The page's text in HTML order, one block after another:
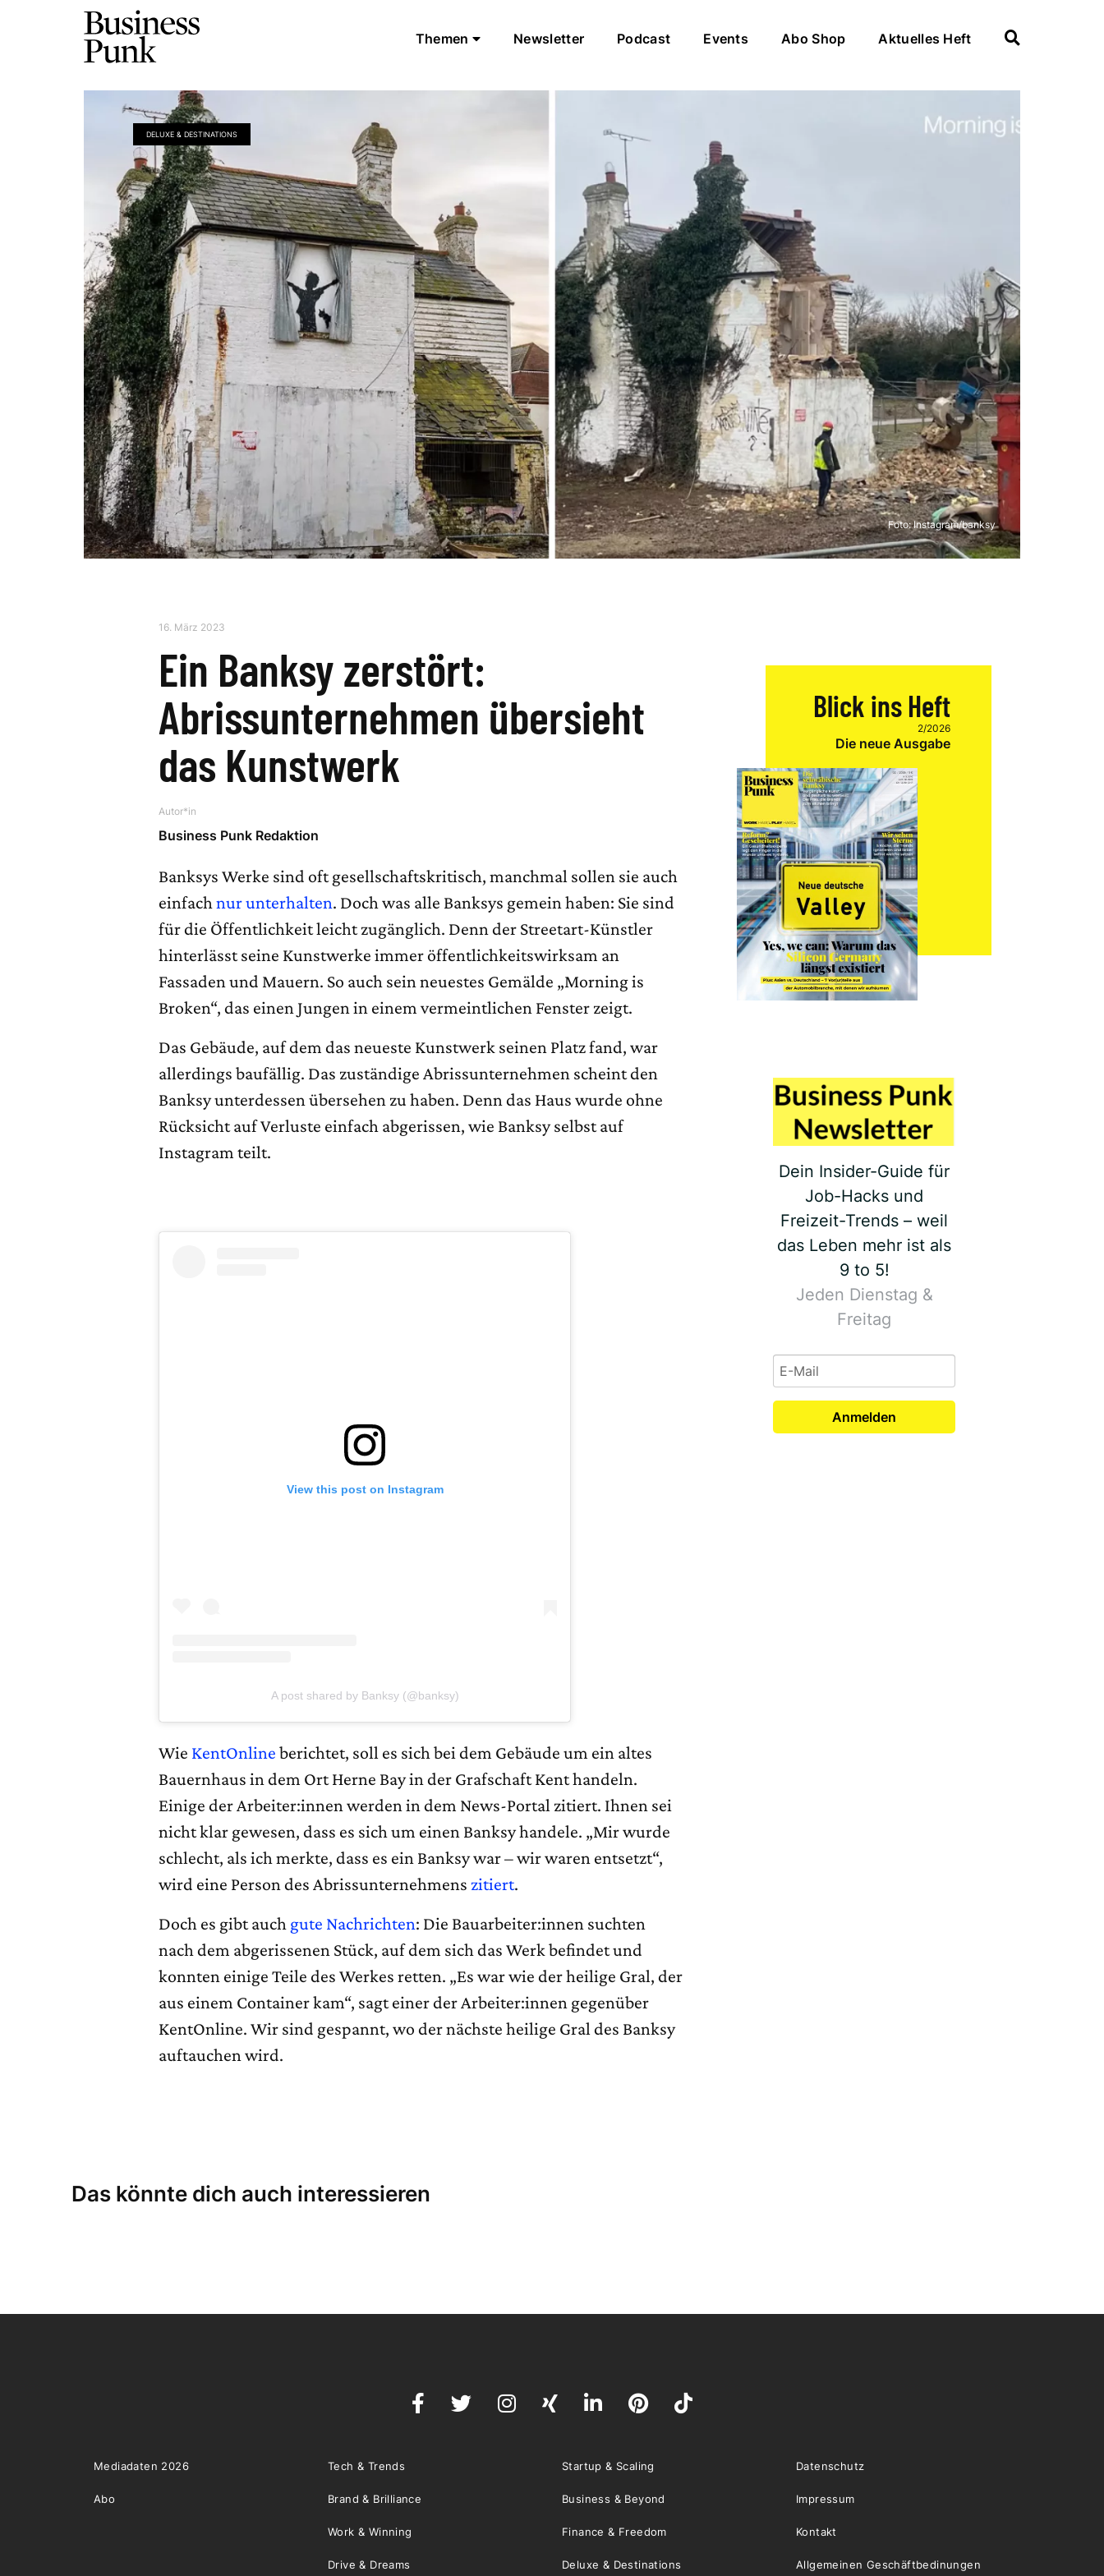
Themen Newsletter Podcast Events Abo Shop Aktuelles Heft
DELUXE & DESTINATIONS
Foto:Instagram/banksy
16. März 2023
Ein Banksy zerstört:
Abrissunternehmen übersieht
das Kunstwerk
Autor*in
Business Punk Redaktion
Banksys Werke sind oft gesellschaftskritisch, manchmal sollen sie auch
einfachnur unterhalten. Doch was alle Banksys gemein haben: Sie sind
für die Öffentlichkeit leicht zugänglich. Denn der Streetart-Künstler
hinterlässt seine Kunstwerke immer öffentlichkeitswirksam an
Fassaden und Mauern. So auch sein neuestes Gemälde „Morning is
Broken“, das einen Jungen in einem vermeintlichen Fenster zeigt.
Das Gebäude, auf dem das neueste Kunstwerk seinen Platz fand, war
allerdings baufällig. Das zuständige Abrissunternehmen scheint den
Banksy unterdessen übersehen zu haben. Denn das Haus wurde ohne
Rücksicht auf Verluste einfach abgerissen, wie Banksy selbst auf
Instagram teilt.
View this post on Instagram
A post shared by Banksy (@banksy)
Wie KentOnline berichtet, soll es sich bei dem Gebäude um ein altes
Bauernhaus in dem Ort Herne Bay in der Grafschaft Kent handeln.
Einige der Arbeiter:innen werden in dem News-Portal zitiert. Ihnen sei
nicht klar gewesen, dass es sich um einen Banksy handele. „Mir wurde
schlecht, als ich merkte, dass es ein Banksy war – wir waren entsetzt“,
wird eine Person des Abrissunternehmens zitiert.
Doch es gibt auch gute Nachrichten: Die Bauarbeiter:innen suchten
nach dem abgerissenen Stück, auf dem sich das Werk befindet und
konnten einige Teile des Werkes retten. „Es war wie der heilige Gral, der
aus einem Container kam“, sagt einer der Arbeiter:innen gegenüber
KentOnline. Wir sind gespannt, wo der nächste heilige Gral des Banksy
auftauchen wird.
Das könnte dich auch interessieren
Blick ins Heft
2/2026
Die neue Ausgabe
Dein Insider-Guide für
Job-Hacks und
Freizeit-Trends – weil
das Leben mehr ist als
9 to 5!
Jeden Dienstag &
Freitag
Anmelden
Mediadaten 2026
Abo
Tech & Trends Startup & Scaling
Brand & Brilliance Business & Beyond
Work & Winning Finance & Freedom
Drive & Dreams Deluxe & Destinations
Datenschutz
Impressum
Kontakt
Allgemeinen Geschäftbedinungen